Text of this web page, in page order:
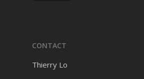
CONTACT
Thierry Lo